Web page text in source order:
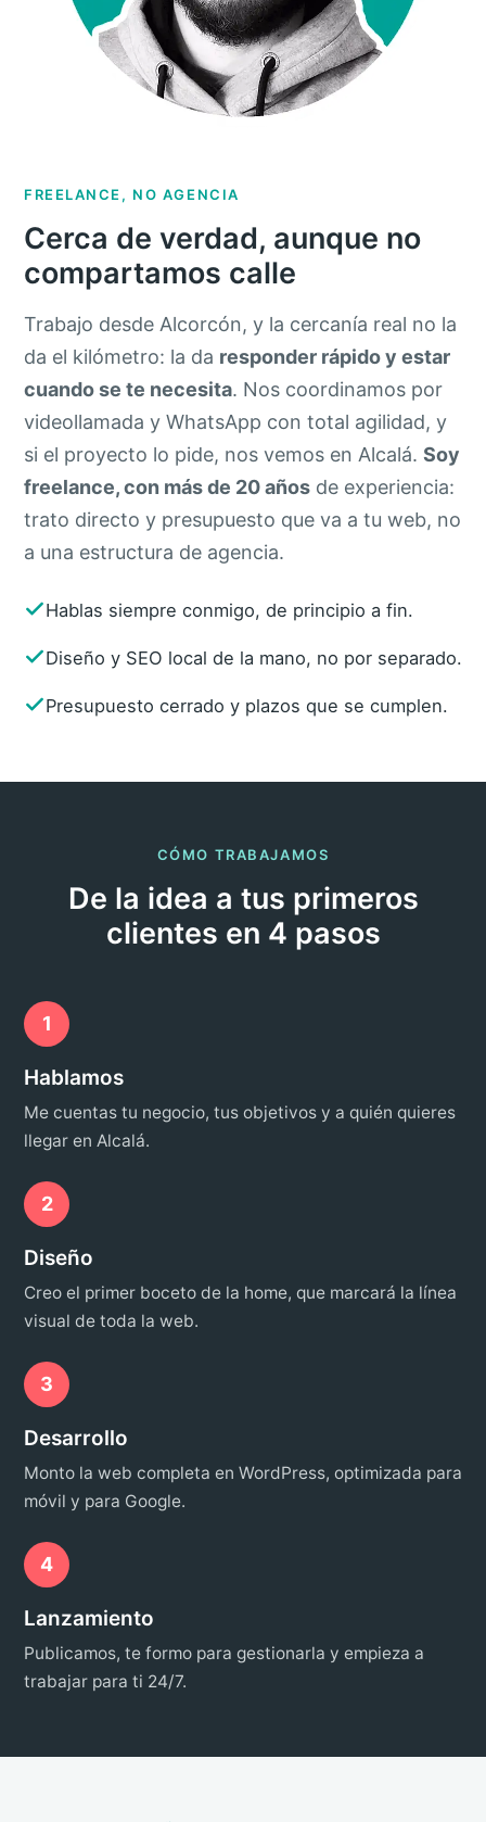
FREELANCE, NO AGENCIA
Cerca de verdad, aunque no
compartamos calle
Trabajo desde Alcorcón, y la cercanía real no la
da el kilómetro: la da responder rápido y estar
cuando se te necesita. Nos coordinamos por
videollamada y WhatsApp con total agilidad, y
si el proyecto lo pide, nos vemos en Alcalá. Soy
freelance, con más de 20 años de experiencia:
trato directo y presupuesto que va a tu web, no
a una estructura de agencia.
Hablas siempre conmigo, de principio a fin.
Diseño y SEO local de la mano, no por separado.
Presupuesto cerrado y plazos que se cumplen.
CÓMO TRABAJAMOS
De la idea a tus primeros
clientes en 4 pasos
1
Hablamos
Me cuentas tu negocio, tus objetivos y a quién quieres
llegar en Alcalá.
2
Diseño
Creo el primer boceto de la home, que marcará la línea
visual de toda la web.
3
Desarrollo
Monto la web completa en WordPress, optimizada para
móvil y para Google.
4
Lanzamiento
Publicamos, te formo para gestionarla y empieza a
trabajar para ti 24/7.